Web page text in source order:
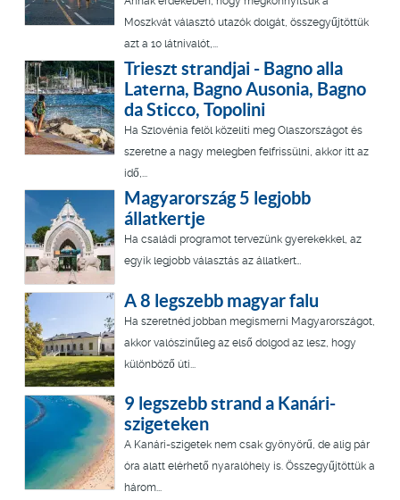
Moszkvát választó utazók dolgát, összegyűjtöttük
azt a 10 látnivalót,...
Trieszt strandjai - Bagno alla
Laterna, Bagno Ausonia, Bagno
da Sticco, Topolini
Ha Szlovénia felöl közelíti meg Olaszországot és
szeretne a nagy melegben felfrissülni, akkor itt az
idő,...
Magyarország 5 legjobb
állatkertje
Ha családi programot tervezünk gyerekekkel, az
egyik legjobb választás az állatkert…
A 8 legszebb magyar falu
Ha szeretnéd jobban megismerni Magyarországot,
akkor valószínűleg az első dolgod az lesz, hogy
különböző úti...
9 legszebb strand a Kanári-
szigeteken
A Kanári-szigetek nem csak gyönyörű, de alig pár
óra alatt elérhető nyaralóhely is. Összegyűjtöttük a
három...